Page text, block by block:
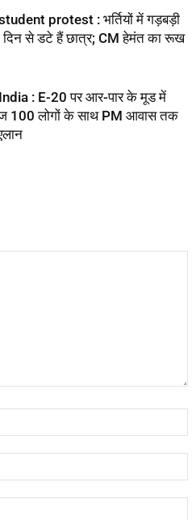
protest : भर्तियों में गड़बड़ी
से डटे हैं छात्र; CM हेमंत का रूख
: E-20 पर आर-पार के मूड में
100 लोगों के साथ PM आवास तक